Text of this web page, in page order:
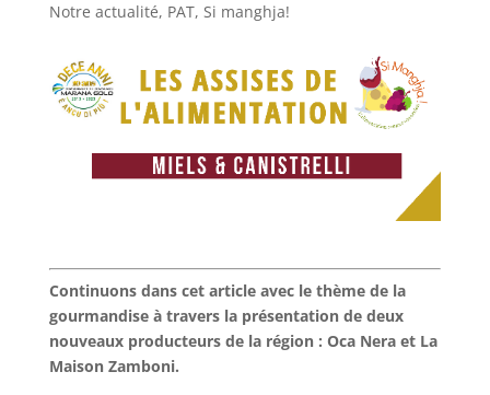
Notre actualité, PAT, Si manghja!
Continuons dans cet article avec le thème de la
gourmandise à travers la présentation de deux
nouveaux producteurs de la région : Oca Nera et La
Maison Zamboni.